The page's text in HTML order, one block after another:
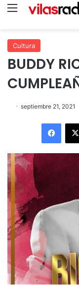
Menú
Cultura
BUDDY
septiembre 21, 2021